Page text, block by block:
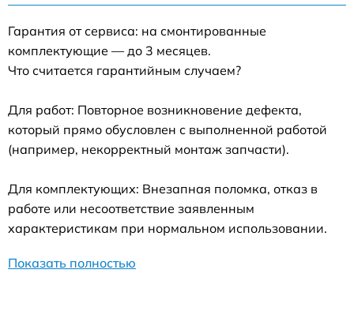
Гарантия от сервиса: на смонтированные
комплектующие — до 3 месяцев.
Что считается гарантийным случаем?
Для работ: Повторное возникновение дефекта,
который прямо обусловлен с выполненной работой
(например, некорректный монтаж запчасти).
Для комплектующих: Внезапная поломка, отказ в
работе или несоответствие заявленным
характеристикам при нормальном использовании.
Показать полностью